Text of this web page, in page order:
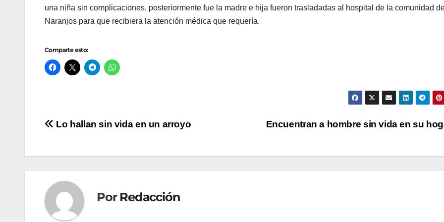
una niña sin complicaciones, posteriormente fue la madre e hija fueron trasladadas al hospital de la comunidad
Naranjos para que recibiera la atención médica que requería.
Comparte esto:
Navegación
Encuentran a hombre sin vida en su
Lo hallan sin vida en un arroyo
Por Redacción